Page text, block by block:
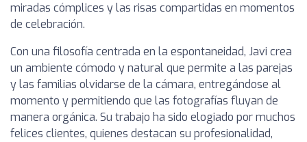
miradas cómplices y las risas compartidas en momentos
de celebración.
Con una filosofía centrada en la espontaneidad, Javi crea
un ambiente cómodo y natural que permite a las parejas
y las familias olvidarse de la cámara, entregándose al
momento y permitiendo que las fotografías fluyan de
manera orgánica. Su trabajo ha sido elogiado por muchos
felices clientes, quienes destacan su profesionalidad,